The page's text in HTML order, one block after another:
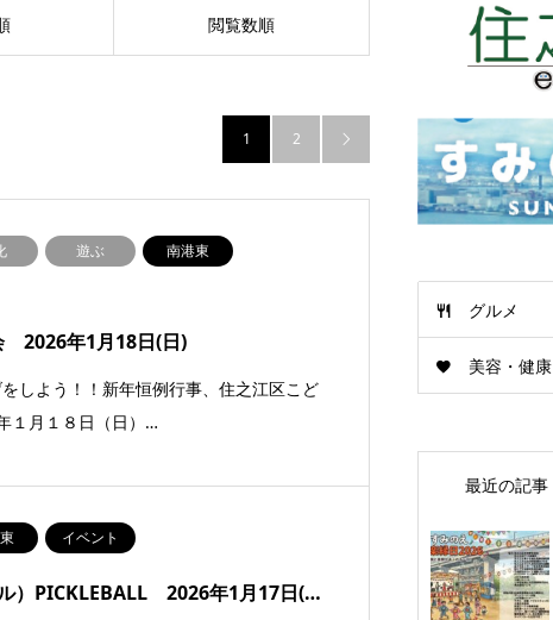
閲覧数順
1 2 
遊ぶ
南港東
2026年1月18日(日)
しよう！！新年恒例行事、住之江区こど
１月１８日（日）…
イベント
）PICKLEBALL 2026年1月17日(…
グルメ
美容・健康
最近の記事